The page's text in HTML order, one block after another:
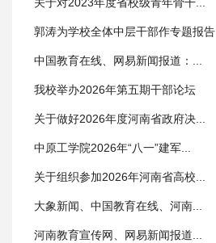
郭涛为学校全体中层干部作专题报告
中国教育在线、网易新闻报道：...
我校举办2026年第五期干部论坛
关于做好2026年度河南省政府决...
中原工学院2026年“八一”建军...
关于组织参加2026年河南省高校...
大象新闻、中国教育在线、河南...
河南教育宣传网、网易新闻报道...